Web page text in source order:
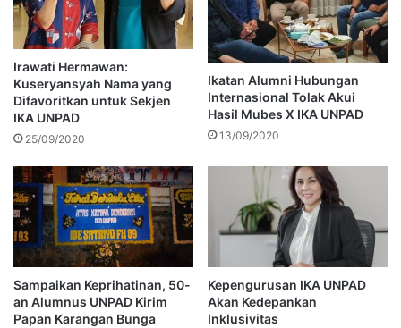
Irawati Hermawan:
Kuseryansyah Nama yang
Difavoritkan untuk Sekjen
IKA UNPAD
25/09/2020
Ikatan Alumni Hubungan
Internasional Tolak Akui
Hasil Mubes X IKA UNPAD
13/09/2020
Sampaikan Keprihatinan, 50-
an Alumnus UNPAD Kirim
Papan Karangan Bunga
Kepengurusan IKA UNPAD
Akan Kedepankan
Inklusivitas